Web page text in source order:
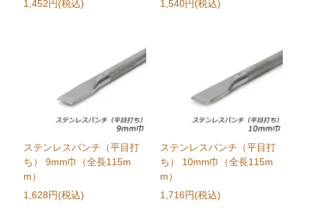
1,452円(税込)
1,540円(税込)
ステンレスパンチ（平目打
ち） 9mm巾（全長115m
m）
1,628円(税込)
ステンレスパンチ（平目打
ち） 10mm巾（全長115m
m）
1,716円(税込)